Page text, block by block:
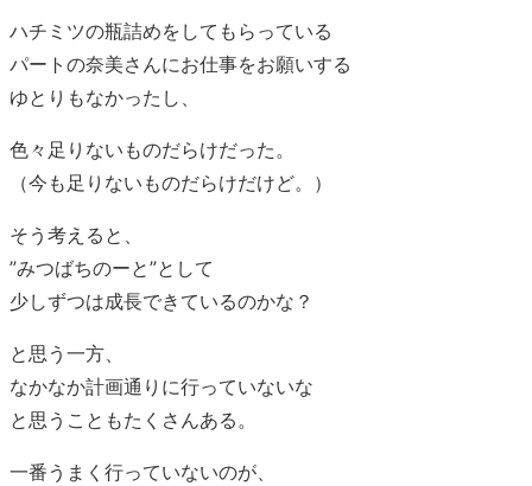
ハチミツの瓶詰めをしてもらっている
パートの奈美さんにお仕事をお願いする
ゆとりもなかったし、
色々足りないものだらけだった。
（今も足りないものだらけだけど。）
そう考えると、
”みつばちのーと”として
少しずつは成長できているのかな？
と思う一方、
なかなか計画通りに行っていないな
と思うこともたくさんある。
一番うまく行っていないのが、